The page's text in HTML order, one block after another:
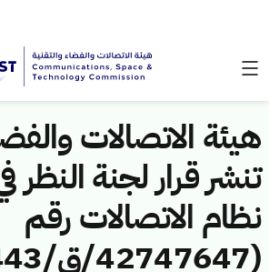
هيئة الاتصالات
تنشر قرار لجنة النظر
نظام الاتصالات رقم